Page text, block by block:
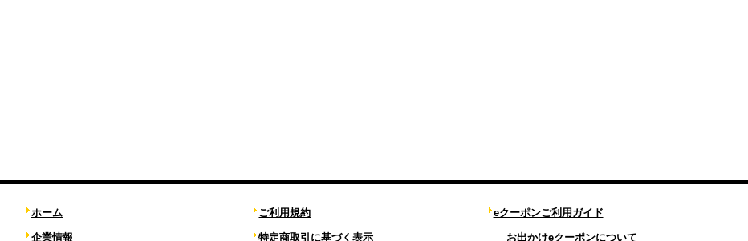
ホーム
企業情報
ご利用規約
特定商取引に基づく表示
eクーポンご利用ガイド
お出かけeクーポンについて